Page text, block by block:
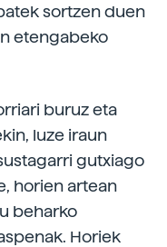
sortzen duen
etengabeko
buruz eta
luze iraun
gutxiago
horien artean
beharko
Horiek